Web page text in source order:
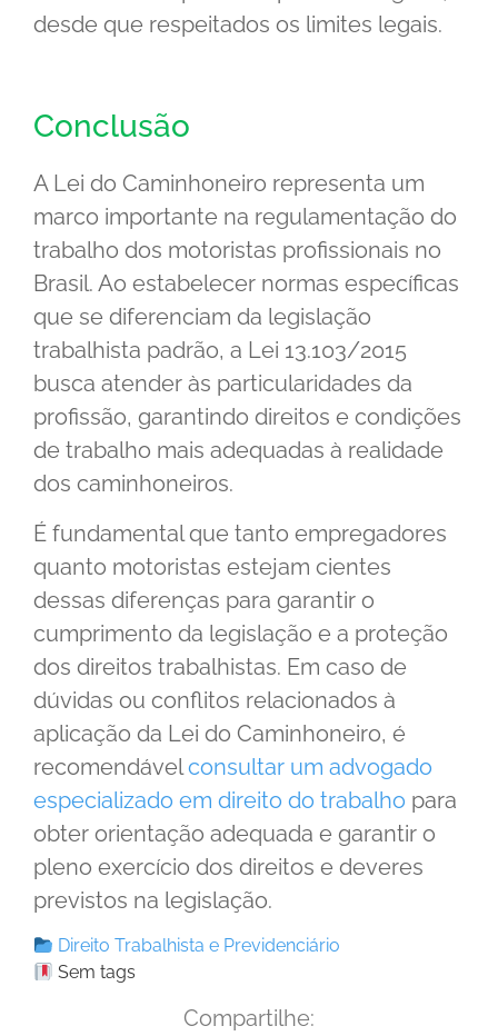
desde que respeitados os limites legais.
Conclusão
A Lei do Caminhoneiro representa um
marco importante na regulamentação do
trabalho dos motoristas profissionais no
Brasil. Ao estabelecer normas específicas
que se diferenciam da legislação
trabalhista padrão, a Lei 13.103/2015
busca atender às particularidades da
profissão, garantindo direitos e condições
de trabalho mais adequadas à realidade
dos caminhoneiros.
É fundamental que tanto empregadores
quanto motoristas estejam cientes
dessas diferenças para garantir o
cumprimento da legislação e a proteção
dos direitos trabalhistas. Em caso de
dúvidas ou conflitos relacionados à
aplicação da Lei do Caminhoneiro, é
recomendávelconsultar um advogado
especializado em direito do trabalho para
obter orientação adequada e garantir o
pleno exercício dos direitos e deveres
previstos na legislação.
Direito Trabalhista e Previdenciário
Sem tags
Compartilhe: